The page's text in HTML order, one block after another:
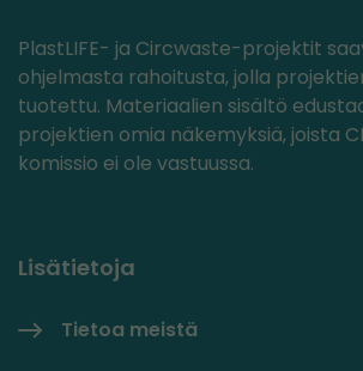
PlastLIFE- ja Circwaste-projektit
ohjelmasta rahoitusta, jolla
tuotettu. Materiaalien sisältö
projektien omia näkemyksiä, joista
komissio ei ole vastuussa.
Lisätietoja
Tietoa meistä